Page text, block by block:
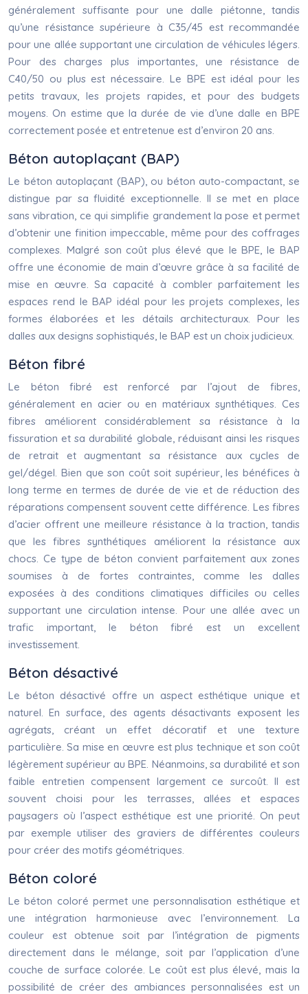
généralement suffisante pour une dalle piétonne, tandis
qu’une résistance supérieure à C35/45 est recommandée
pour une allée supportant une circulation de véhicules légers.
Pour des charges plus importantes, une résistance de
C40/50 ou plus est nécessaire. Le BPE est idéal pour les
petits travaux, les projets rapides, et pour des budgets
moyens. On estime que la durée de vie d’une dalle en BPE
correctement posée et entretenue est d’environ 20 ans.
Béton autoplaçant (BAP)
Le béton autoplaçant (BAP), ou béton auto-compactant, se
distingue par sa fluidité exceptionnelle. Il se met en place
sans vibration, ce qui simplifie grandement la pose et permet
d’obtenir une finition impeccable, même pour des coffrages
complexes. Malgré son coût plus élevé que le BPE, le BAP
offre une économie de main d’œuvre grâce à sa facilité de
mise en œuvre. Sa capacité à combler parfaitement les
espaces rend le BAP idéal pour les projets complexes, les
formes élaborées et les détails architecturaux. Pour les
dalles aux designs sophistiqués, le BAP est un choix judicieux.
Béton fibré
Le béton fibré est renforcé par l’ajout de fibres,
généralement en acier ou en matériaux synthétiques. Ces
fibres améliorent considérablement sa résistance à la
fissuration et sa durabilité globale, réduisant ainsi les risques
de retrait et augmentant sa résistance aux cycles de
gel/dégel. Bien que son coût soit supérieur, les bénéfices à
long terme en termes de durée de vie et de réduction des
réparations compensent souvent cette différence. Les fibres
d’acier offrent une meilleure résistance à la traction, tandis
que les fibres synthétiques améliorent la résistance aux
chocs. Ce type de béton convient parfaitement aux zones
soumises à de fortes contraintes, comme les dalles
exposées à des conditions climatiques difficiles ou celles
supportant une circulation intense. Pour une allée avec un
trafic important, le béton fibré est un excellent
investissement.
Béton désactivé
Le béton désactivé offre un aspect esthétique unique et
naturel. En surface, des agents désactivants exposent les
agrégats, créant un effet décoratif et une texture
particulière. Sa mise en œuvre est plus technique et son coût
légèrement supérieur au BPE. Néanmoins, sa durabilité et son
faible entretien compensent largement ce surcoût. Il est
souvent choisi pour les terrasses, allées et espaces
paysagers où l’aspect esthétique est une priorité. On peut
par exemple utiliser des graviers de différentes couleurs
pour créer des motifs géométriques.
Béton coloré
Le béton coloré permet une personnalisation esthétique et
une intégration harmonieuse avec l’environnement. La
couleur est obtenue soit par l’intégration de pigments
directement dans le mélange, soit par l’application d’une
couche de surface colorée. Le coût est plus élevé, mais la
possibilité de créer des ambiances personnalisées est un